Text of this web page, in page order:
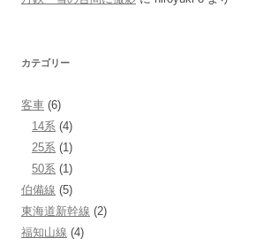
カテゴリー
客車 (6)
14系 (4)
25系 (1)
50系 (1)
伯備線 (5)
東海道新幹線 (2)
福知山線 (4)